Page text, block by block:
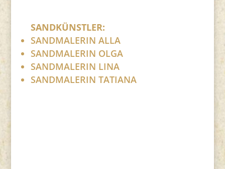
SANDKÜNSTLER:
SANDMALERIN ALLA
SANDMALERIN OLGA
SANDMALERIN LINA
SANDMALERIN TATIANA